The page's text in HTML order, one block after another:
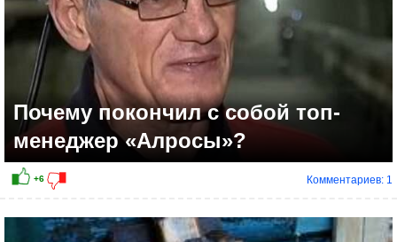
Почему покончил с собой топ-
менеджер «Алросы»?
Комментариев: 1